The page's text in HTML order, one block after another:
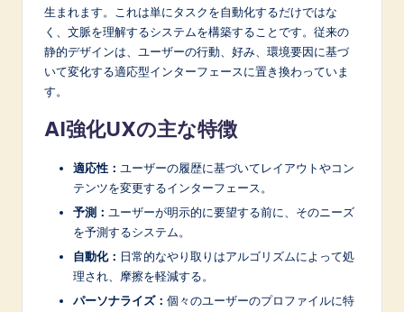
生まれます。これは単にタスクを自動化するだけではな
く、文脈を理解するシステムを構築することです。従来の
静的デザインは、ユーザーの行動、好み、環境要因に基づ
いて変化する適応型インターフェースに置き換わっていま
す。
AI強化UXの主な特徴
適応性： ユーザーの履歴に基づいてレイアウトやコン
テンツを変更するインターフェース。
予測： ユーザーが明示的に要望する前に、そのニーズ
を予測するシステム。
自動化： 日常的なやり取りはアルゴリズムによって処
理され、摩擦を軽減する。
パーソナライズ： 個々のユーザーのプロファイルに特